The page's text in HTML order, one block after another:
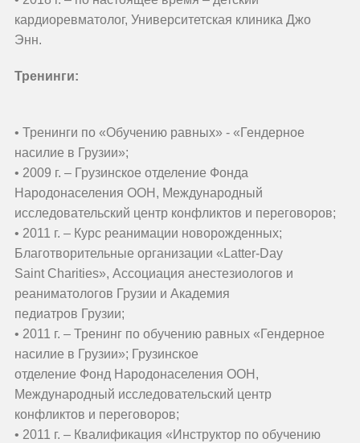
кардиоревматолог, Университетская клиника Джо
Энн.
Тренинги:
• Тренинги по «Обучению равных» - «Гендерное
насилие в Грузии»;
• 2009 г. – Грузинское отделение Фонда
Народонаселения ООН, Международный
исследовательский центр конфликтов и переговоров;
• 2011 г. – Курс реанимации новорожденных;
Благотворительные организации «Latter-Day
Saint Charities», Ассоциация анестезиологов и
реаниматологов Грузии и Академия
педиатров Грузии;
• 2011 г. – Тренинг по обучению равных «Гендерное
насилие в Грузии»; Грузинское
отделение Фонд Народонаселения ООН,
Международный исследовательский центр
конфликтов и переговоров;
• 2011 г. – Квалификация «Инструктор по обучению